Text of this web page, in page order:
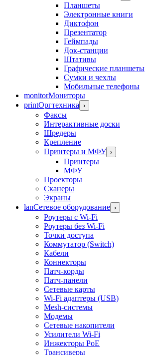
Планшеты
Электронные книги
Диктофон
Презентатор
Геймпады
Док-станции
Штативы
Графические планшеты
Сумки и чехлы
Мобильные телефоны
monitorМониторы
printОргтехника ›
Факсы
Интерактивные доски
Шредеры
Крепление
Принтеры и МФУ ›
Принтеры
МФУ
Проекторы
Сканеры
Экраны
lanСетевое оборудование ›
Роутеры с Wi-Fi
Роутеры без Wi-Fi
Точки доступа
Коммутатор (Switch)
Кабели
Коннекторы
Патч-корды
Патч-панели
Сетевые карты
Wi-Fi адаптеры (USB)
Mesh-системы
Модемы
Сетевые накопители
Усилители Wi-Fi
Инжекторы PoE
Трансиверы